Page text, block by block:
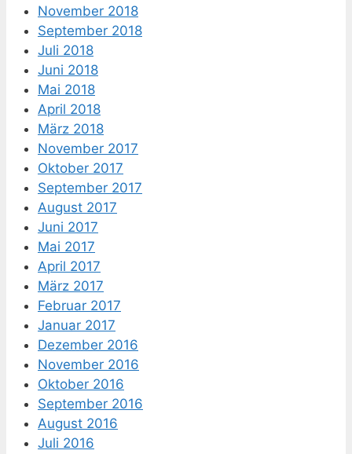
November 2018
September 2018
Juli 2018
Juni 2018
Mai 2018
April 2018
März 2018
November 2017
Oktober 2017
September 2017
August 2017
Juni 2017
Mai 2017
April 2017
März 2017
Februar 2017
Januar 2017
Dezember 2016
November 2016
Oktober 2016
September 2016
August 2016
Juli 2016